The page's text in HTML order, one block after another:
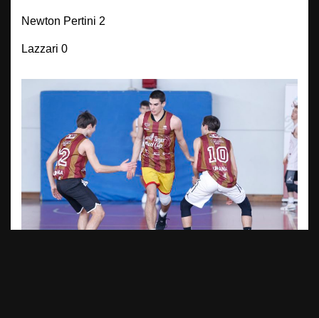
Newton Pertini 2
Lazzari 0